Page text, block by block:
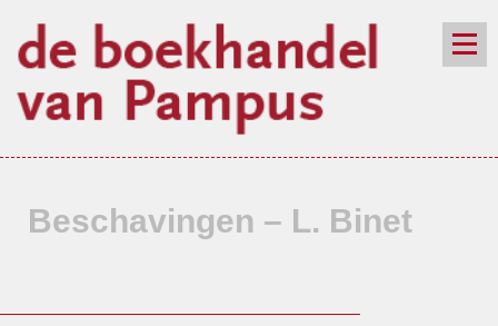
nieuwsbrief
Beschavingen – L. Binet